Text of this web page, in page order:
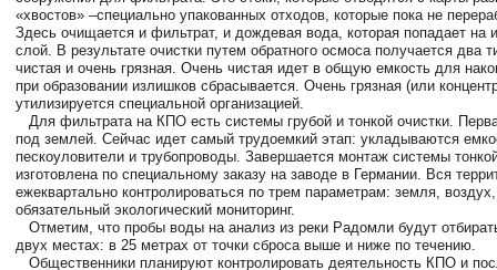
«хвостов» –специально упакованных отходов, которые пока не
Здесь очищается и фильтрат, и дождевая вода, которая попадает на
слой. В результате очистки путем обратного осмоса получается два
чистая и очень грязная. Очень чистая идет в общую емкость для
при образовании излишков сбрасывается. Очень грязная (или
утилизируется специальной организацией.
Для фильтрата на КПО есть системы грубой и тонкой очистки.
под землей. Сейчас идет самый трудоемкий этап: укладываются
пескоуловители и трубопроводы. Завершается монтаж системы
изготовлена по специальному заказу на заводе в Германии. Вся
ежеквартально контролироваться по трем параметрам: земля,
обязательный экологический мониторинг.
Отметим, что пробы воды на анализ из реки Радомли будут
двух местах: в 25 метрах от точки сброса выше и ниже по течению.
Общественники планируют контролировать деятельность КПО и